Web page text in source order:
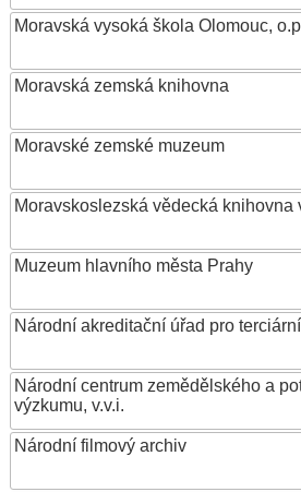
Moravská vysoká škola Olomouc,
Moravská zemská knihovna
Moravské zemské muzeum
Moravskoslezská vědecká knihovna
Muzeum hlavního města Prahy
Národní akreditační úřad pro
Národní centrum zemědělského a
výzkumu, v.v.i.
Národní filmový archiv